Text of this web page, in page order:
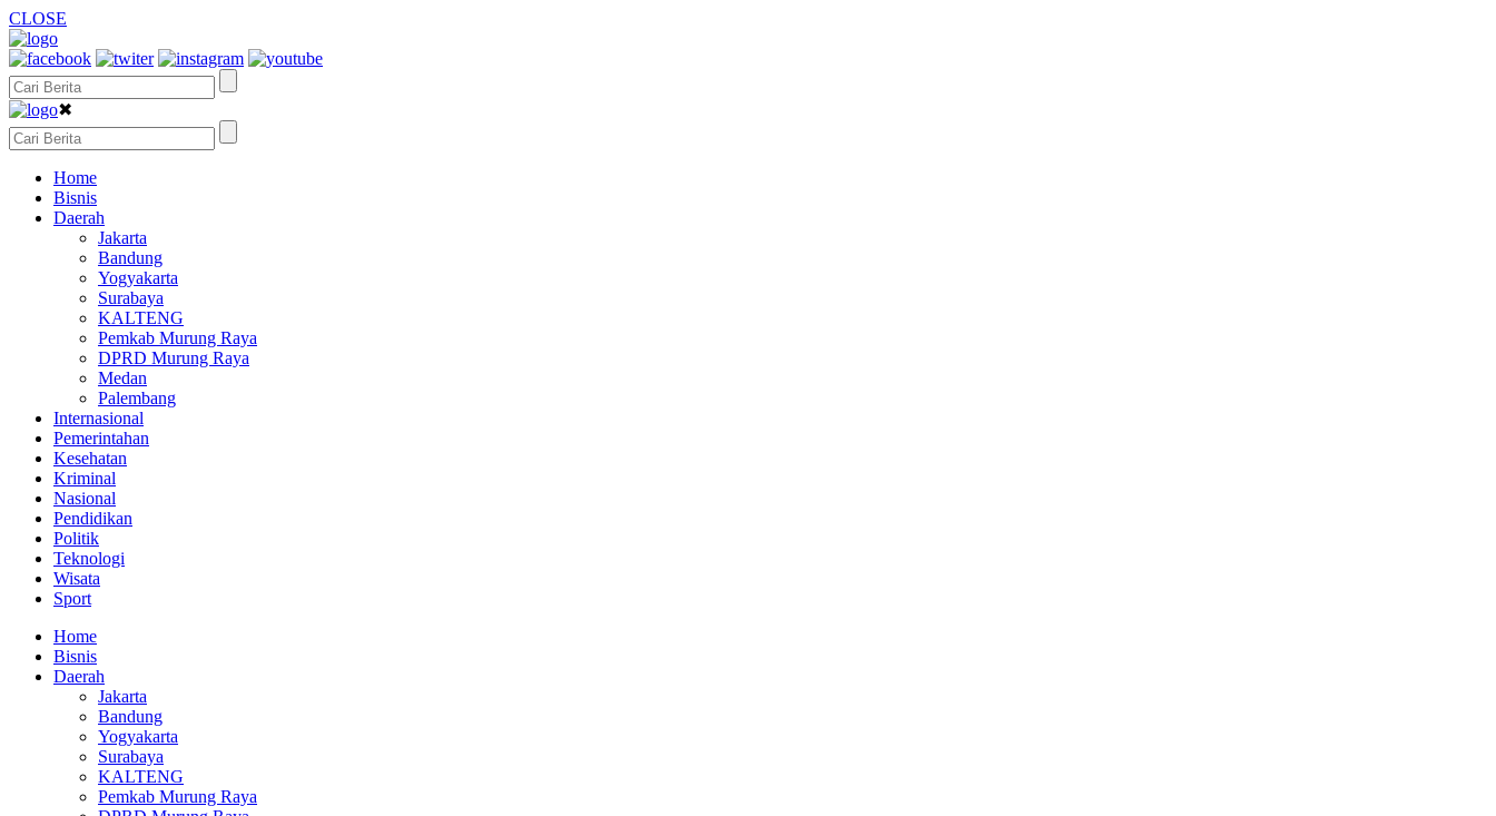
CLOSE
✖
Home
Bisnis
Daerah
Jakarta
Bandung
Yogyakarta
Surabaya
KALTENG
Pemkab Murung Raya
DPRD Murung Raya
Medan
Palembang
Internasional
Pemerintahan
Kesehatan
Kriminal
Nasional
Pendidikan
Politik
Teknologi
Wisata
Sport
Home
Bisnis
Daerah
Jakarta
Bandung
Yogyakarta
Surabaya
KALTENG
Pemkab Murung Raya